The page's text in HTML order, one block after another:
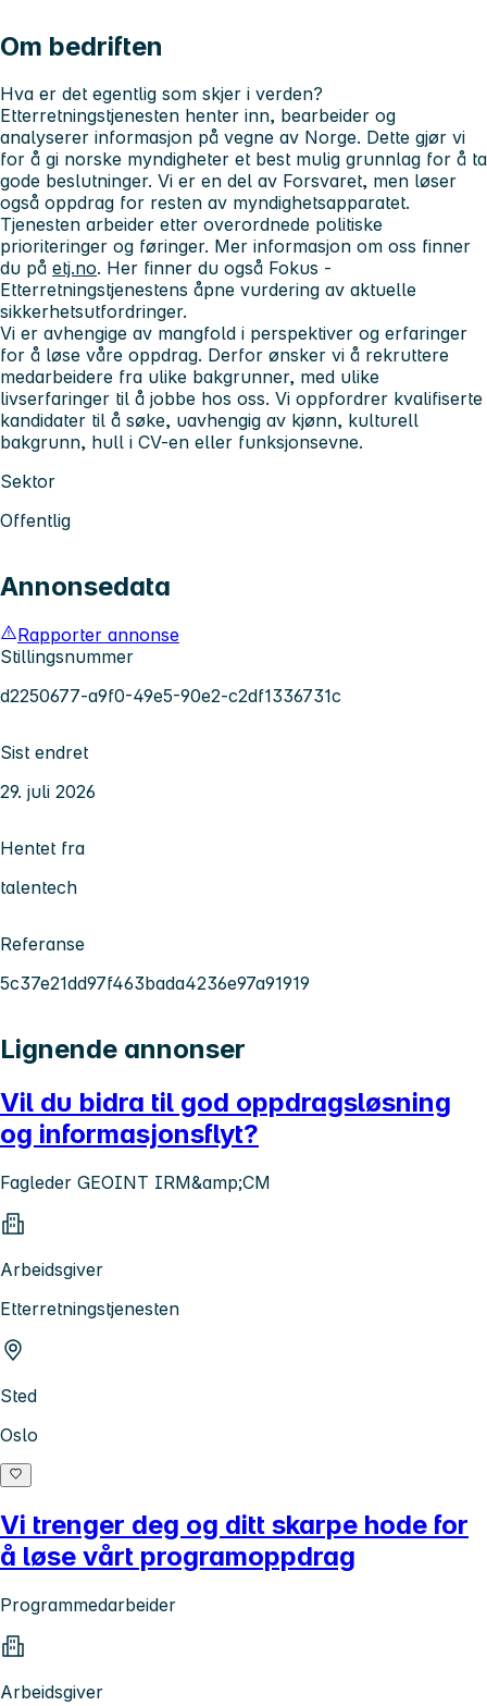
Om bedriften
Hva er det egentlig som skjer i verden?
Etterretningstjenesten henter inn, bearbeider og
analyserer informasjon på vegne av Norge. Dette gjør vi
for å gi norske myndigheter et best mulig grunnlag for å ta
gode beslutninger. Vi er en del av Forsvaret, men løser
også oppdrag for resten av myndighetsapparatet.
Tjenesten arbeider etter overordnede politiske
prioriteringer og føringer. Mer informasjon om oss finner
du på etj.no. Her finner du også Fokus -
Etterretningstjenestens åpne vurdering av aktuelle
sikkerhetsutfordringer.
Vi er avhengige av mangfold i perspektiver og erfaringer
for å løse våre oppdrag. Derfor ønsker vi å rekruttere
medarbeidere fra ulike bakgrunner, med ulike
livserfaringer til å jobbe hos oss. Vi oppfordrer kvalifiserte
kandidater til å søke, uavhengig av kjønn, kulturell
bakgrunn, hull i CV-en eller funksjonsevne.
Sektor
Offentlig
Annonsedata
Rapporter annonse
Stillingsnummer
d2250677-a9f0-49e5-90e2-c2df1336731c
Sist endret
29. juli 2026
Hentet fra
talentech
Referanse
5c37e21dd97f463bada4236e97a91919
Lignende annonser
Vil du bidra til god oppdragsløsning
og informasjonsflyt?
Fagleder GEOINT IRM&amp;CM
Arbeidsgiver
Etterretningstjenesten
Sted
Oslo
Vi trenger deg og ditt skarpe hode for
å løse vårt programoppdrag
Programmedarbeider
Arbeidsgiver